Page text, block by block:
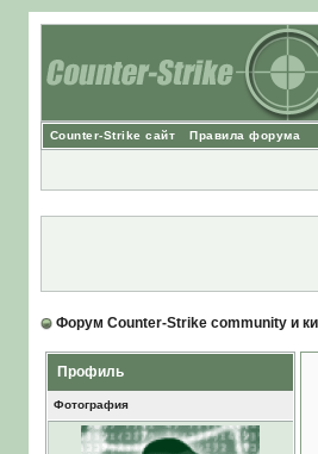
Counter-Strike сайт Правила форума
Форум Counter-Strike community и
Профиль
Фотография